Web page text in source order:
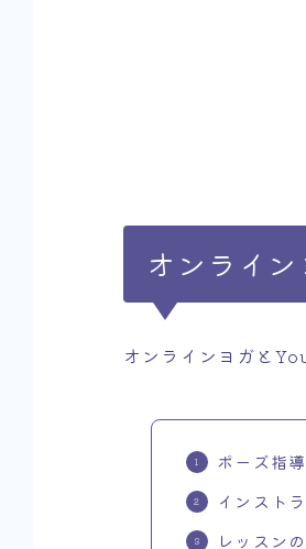
オンライ
オンラインヨガと
ポーズ指
インスト
レッスン